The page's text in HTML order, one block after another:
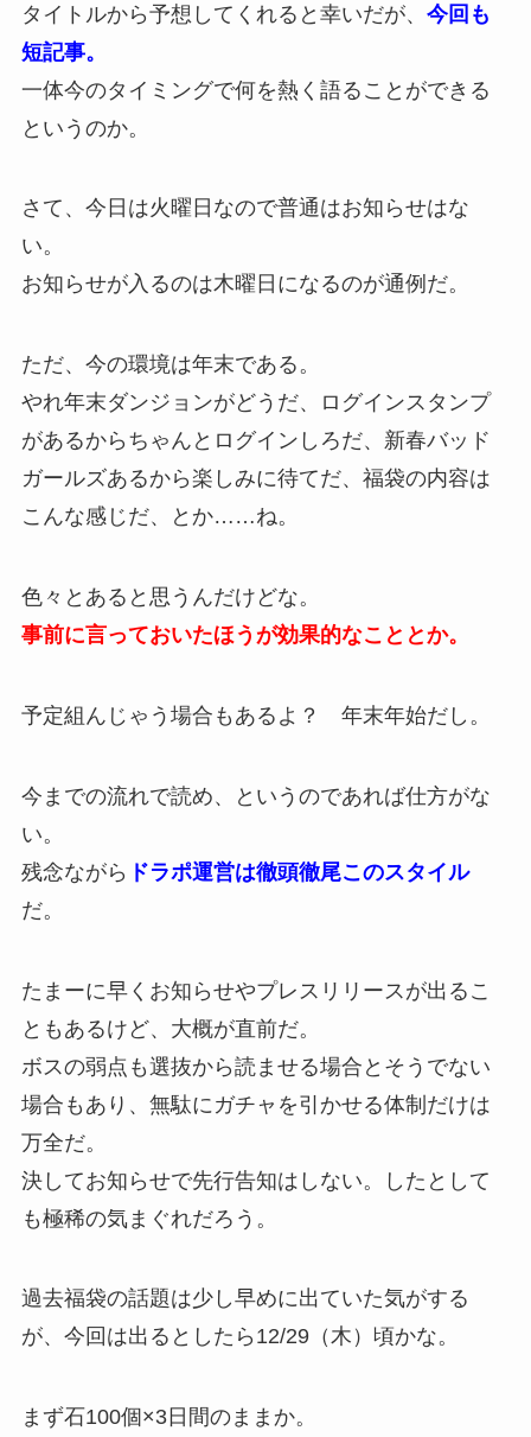
タイトルから予想してくれると幸いだが、 今回も
短記事。
一体今のタイミングで何を熱く語ることができる
というのか。
さて、今日は火曜日なので普通はお知らせはな
い。
お知らせが入るのは木曜日になるのが通例だ。
ただ、今の環境は年末である。
やれ年末ダンジョンがどうだ、ログインスタンプ
があるからちゃんとログインしろだ、新春バッド
ガールズあるから楽しみに待てだ、福袋の内容は
こんな感じだ、とか……ね。
色々とあると思うんだけどな。
事前に言っておいたほうが効果的なこととか。
予定組んじゃう場合もあるよ？ 年末年始だし。
今までの流れで読め、というのであれば仕方がな
い。
残念ながら ドラポ運営は徹頭徹尾このスタイル
だ。
たまーに早くお知らせやプレスリリースが出るこ
ともあるけど、大概が直前だ。
ボスの弱点も選抜から読ませる場合とそうでない
場合もあり、無駄にガチャを引かせる体制だけは
万全だ。
決してお知らせで先行告知はしない。したとして
も極稀の気まぐれだろう。
過去福袋の話題は少し早めに出ていた気がする
が、今回は出るとしたら12/29（木）頃かな。
まず石100個×3日間のままか。